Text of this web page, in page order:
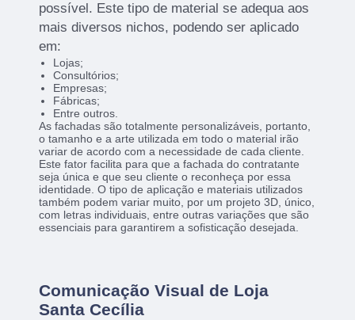
possível. Este tipo de material se adequa aos
mais diversos nichos, podendo ser aplicado
em:
Lojas;
Consultórios;
Empresas;
Fábricas;
Entre outros.
As fachadas são totalmente personalizáveis, portanto,
o tamanho e a arte utilizada em todo o material irão
variar de acordo com a necessidade de cada cliente.
Este fator facilita para que a fachada do contratante
seja única e que seu cliente o reconheça por essa
identidade. O tipo de aplicação e materiais utilizados
também podem variar muito, por um projeto 3D, único,
com letras individuais, entre outras variações que são
essenciais para garantirem a sofisticação desejada.
Comunicação Visual de Loja
Santa Cecília